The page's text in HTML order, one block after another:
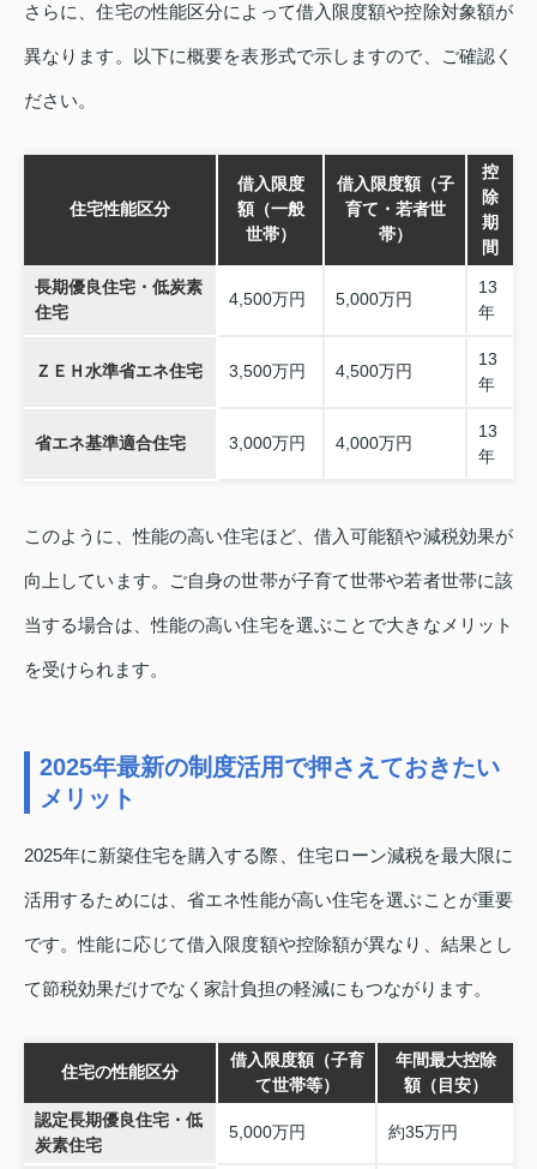
さらに、住宅の性能区分によって借入限度額や控除対象額が
異なります。以下に概要を表形式で示しますので、ご確認く
ださい。
住宅性能区分
借入限度
額（一般
世帯）
借入限度額（子
育て・若者世
帯）
控
除
期
間
長期優良住宅・低炭素
住宅
4,500万円 5,000万円
13
年
ＺＥＨ水準省エネ住宅 3,500万円 4,500万円
13
年
省エネ基準適合住宅 3,000万円 4,000万円
13
年
このように、性能の高い住宅ほど、借入可能額や減税効果が
向上しています。ご自身の世帯が子育て世帯や若者世帯に該
当する場合は、性能の高い住宅を選ぶことで大きなメリット
を受けられます。
2025年最新の制度活用で押さえておきたい
メリット
2025年に新築住宅を購入する際、住宅ローン減税を最大限に
活用するためには、省エネ性能が高い住宅を選ぶことが重要
です。性能に応じて借入限度額や控除額が異なり、結果とし
て節税効果だけでなく家計負担の軽減にもつながります。
住宅の性能区分
借入限度額（子育
て世帯等）
年間最大控除
額（目安）
認定長期優良住宅・低
炭素住宅
5,000万円 約35万円